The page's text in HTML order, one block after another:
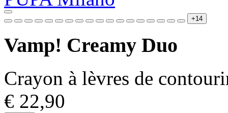
+14
Vamp! Creamy Duo
Crayon à lèvres de
€ 22,90